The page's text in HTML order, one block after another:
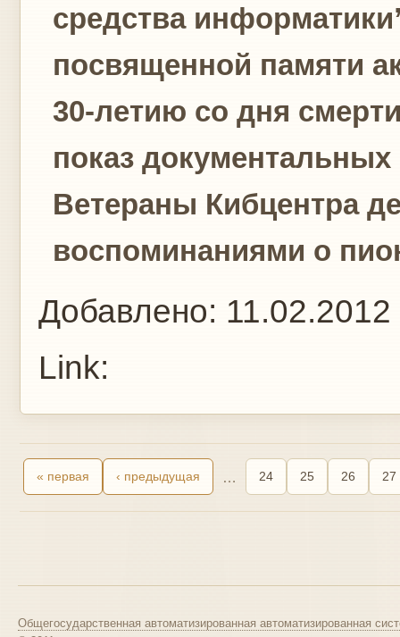
средства
посвященной памяти
30-летию со дня
показ
Ветераны Кибцентра
воспоминаниями о
Добавлено: 11.02.2012
Link:
« первая ‹ предыдущая … 24 25 26 27
Общегосударственная автоматизированная автоматизированная